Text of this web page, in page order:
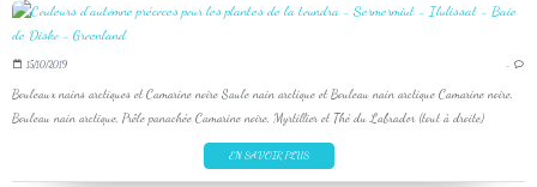
15/10/2019 …
Bouleaux nains arctiques et Camarine noire Saule nain arctique et Bouleau nain arctique Camarine noire,
Bouleau nain arctique, Prêle panachée Camarine noire, Myrtillier et Thé du Labrador (tout à droite)
EN SAVOIR PLUS